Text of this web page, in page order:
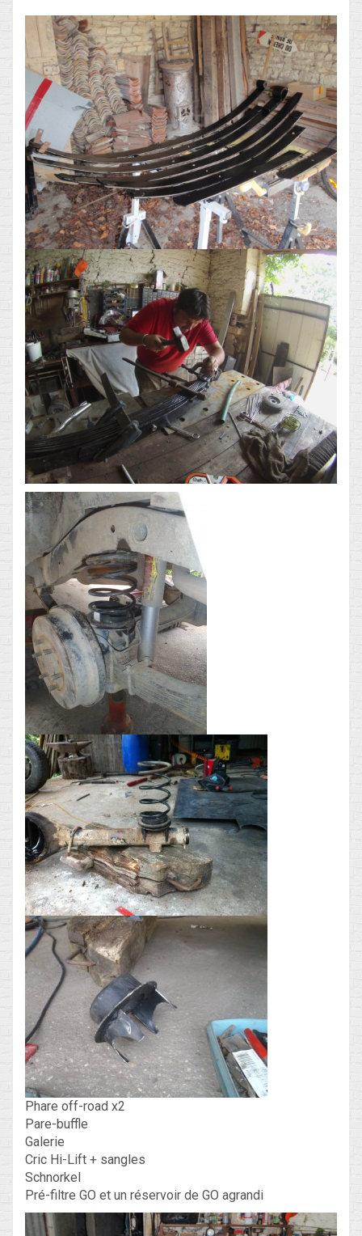
Phare off-road x2
Pare-buffle
Galerie
Cric Hi-Lift + sangles
Schnorkel
Pré-filtre GO et un réservoir de GO agrandi